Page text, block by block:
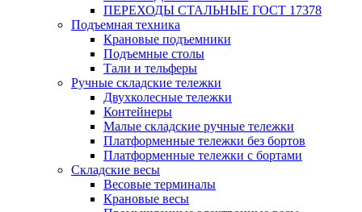
ПЕРЕХОДЫ СТАЛЬНЫЕ ГОСТ 17378
Подъемная техника
Крановые подъемники
Подъемные столы
Тали и тельферы
Ручные складские тележки
Двухколесные тележки
Контейнеры
Малые складские ручные тележки
Платформенные тележки без бортов
Платформенные тележки с бортами
Складские весы
Весовые терминалы
Крановые весы